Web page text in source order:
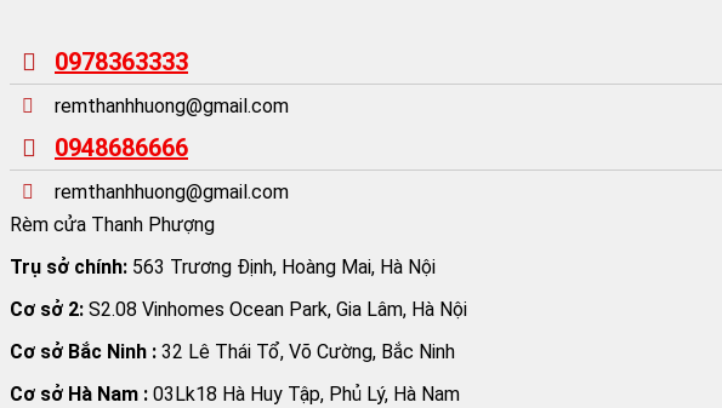
0978363333
remthanhhuong@gmail.com
0948686666
remthanhhuong@gmail.com
Rèm cửa Thanh Phượng
Trụ sở chính: 563 Trương Định, Hoàng Mai, Hà Nội
Cơ sở 2: S2.08 Vinhomes Ocean Park, Gia Lâm, Hà Nội
Cơ sở Bắc Ninh : 32 Lê Thái Tổ, Võ Cường, Bắc Ninh
Cơ sở Hà Nam : 03Lk18 Hà Huy Tập, Phủ Lý, Hà Nam